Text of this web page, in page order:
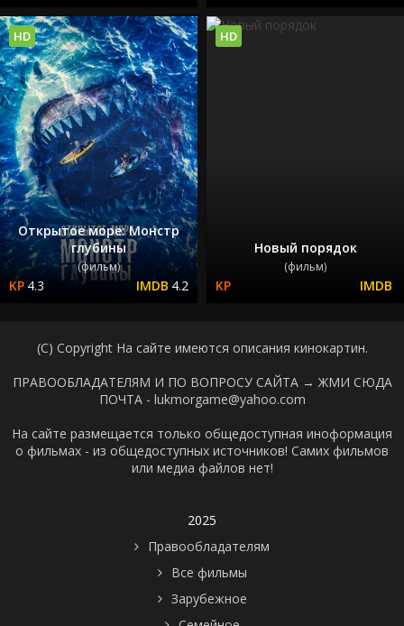
Открытое море: Монстр
глубины
(фильм)
4.3 4.2
HD
Новый порядок
(фильм)
HD
(C) Copyright На сайте имеются описания кинокартин.
ПРАВООБЛАДАТЕЛЯМ И ПО ВОПРОСУ САЙТА → ЖМИ СЮДА
ПОЧТА - lukmorgame@yahoo.com
На сайте размещается только общедоступная иноформация
о фильмах - из общедоступных источников! Самих фильмов
или медиа файлов нет!
2025
Правообладателям
Все фильмы
Зарубежное